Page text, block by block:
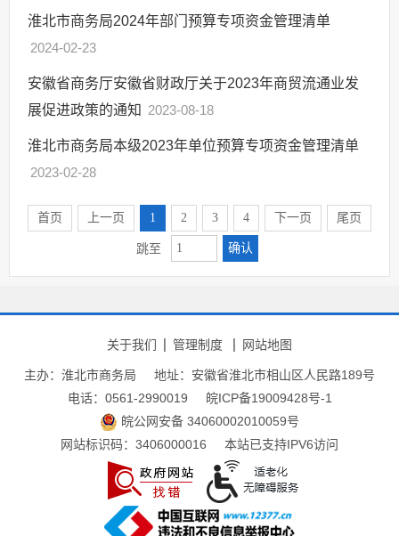
淮北市商务局2024年部门预算专项资金管理清单
2024-02-23
安徽省商务厅安徽省财政厅关于2023年商贸流通业发
展促进政策的通知 2023-08-18
淮北市商务局本级2023年单位预算专项资金管理清单
2023-02-28
首页 上一页 1 2 3 4 下一页 尾页
跳至 确认
关于我们 管理制度 网站地图
主办：淮北市商务局
地址：安徽省淮北市相山区人民路189号
电话：0561-2990019
皖ICP备19009428号-1
皖公网安备 34060002010059号
网站标识码：3406000016
本站已支持IPV6访问